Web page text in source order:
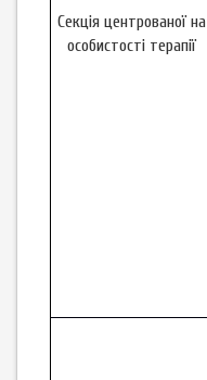
Секція центрованої на
особистості терапії